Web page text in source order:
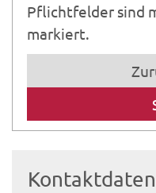
Pflichtfelder sind
markiert.
Kontaktdaten